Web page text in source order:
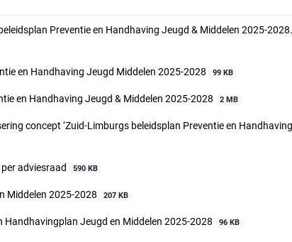
Preventie en Handhaving Jeugd & Middelen 2025-2028.
en Handhaving Jeugd Middelen 2025-2028
99 KB
en Handhaving Jeugd & Middelen 2025-2028 2 MB
concept ‘Zuid-Limburgs beleidsplan Preventie en
adviesraad 590 KB
Middelen 2025-2028 207 KB
Handhavingplan Jeugd en Middelen 2025-2028 96 KB